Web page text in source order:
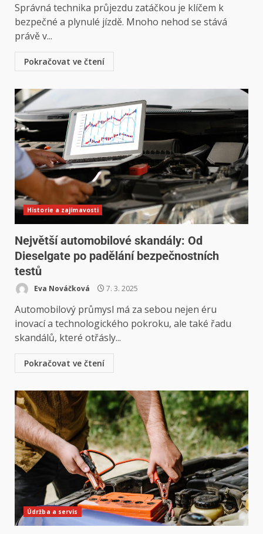
Správná technika průjezdu zatáčkou je klíčem k
bezpečné a plynulé jízdě. Mnoho nehod se stává
právě v...
Pokračovat ve čtení
Historie a zajímavosti
Největší automobilové skandály: Od
Dieselgate po padělání bezpečnostních
testů
Eva Nováčková 7. 3. 2025
Automobilový průmysl má za sebou nejen éru
inovací a technologického pokroku, ale také řadu
skandálů, které otřásly...
Pokračovat ve čtení
Údržba a servis